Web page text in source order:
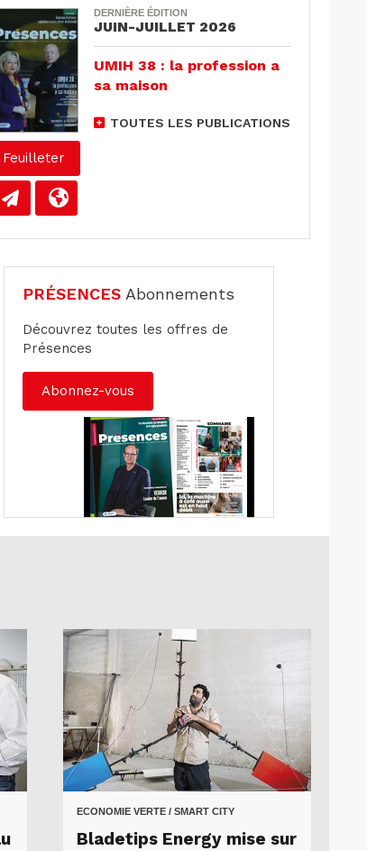
Feuilleter
DERNIÈRE ÉDITION
JUIN-JUILLET 2026
UMIH 38 : la profession a
sa maison
TOUTES LES PUBLICATIONS
PRÉSENCES Abonnements
Découvrez toutes les offres de
Présences
Abonnez-vous
ECONOMIE VERTE / SMART CITY
Bladetips Energy mise sur